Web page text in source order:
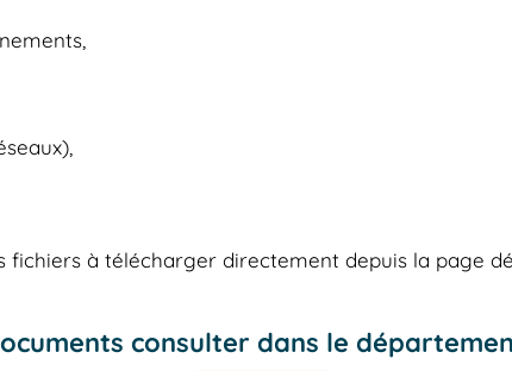
fichiers à télécharger directement depuis la page
consulter dans le